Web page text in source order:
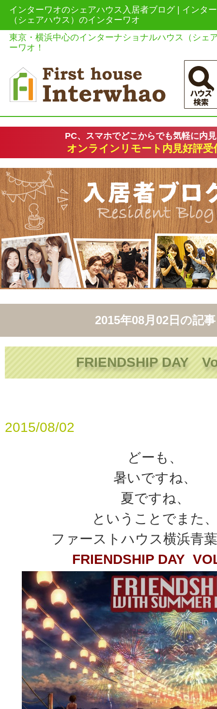
インターワオのシェアハウス入居者ブログ | インタ
（シェアハウス）のインターワオ
東京・横浜中心のインターナショナルハウス（シェ
ーワオ！
PC、スマホでどこからでも気軽に内
オンラインリモート内見好評受
2015年08月02日 の記事
FRIENDSHIP DAY
2015/08/02
どーも、
暑いですね、
夏ですね、
ということでまた
ファーストハウス横浜青
FRIENDSHIP DAY